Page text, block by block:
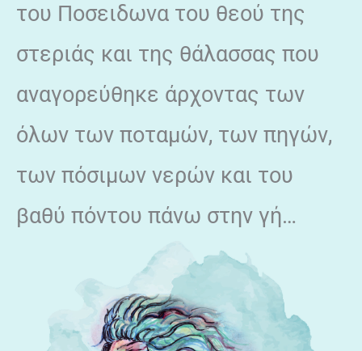
του Ποσειδωνα του θεού της
στεριάς και της θάλασσας που
αναγορεύθηκε άρχοντας των
όλων των ποταμών, των πηγών,
των πόσιμων νερών και του
βαθύ πόντου πάνω στην γή…